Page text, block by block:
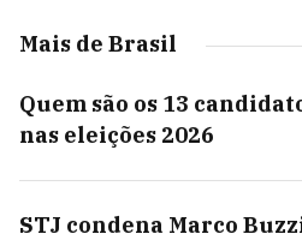
Mais de Brasil
Quem são os 13
nas eleições 2026
STJ condena Marco